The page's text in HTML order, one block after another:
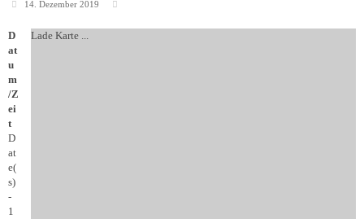
14. Dezember 2019
Lade Karte ...
D
at
u
m
/Z
ei
t
D
at
e(
s)
-
1